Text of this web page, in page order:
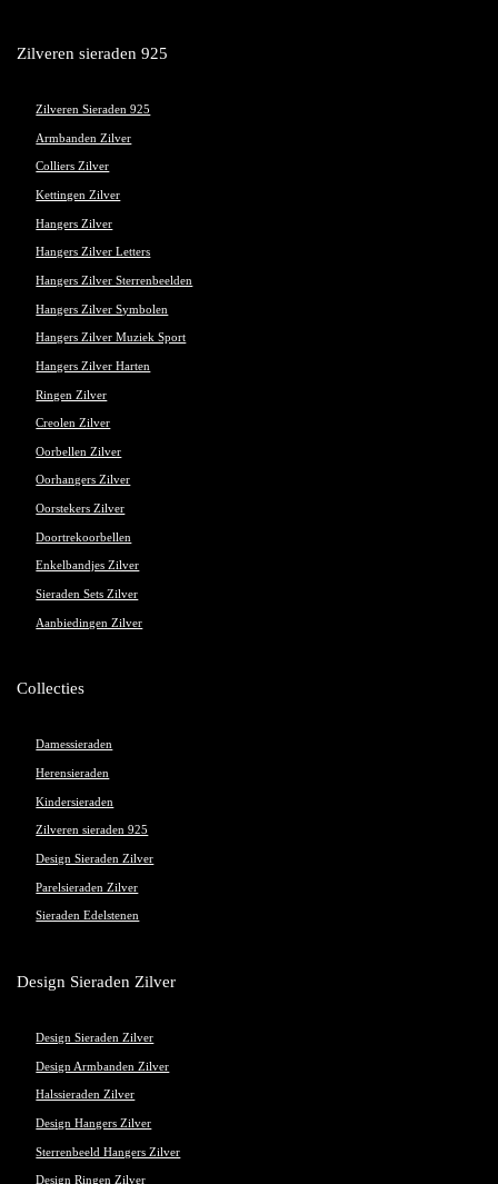
Zilveren sieraden 925
Zilveren Sieraden 925
Armbanden Zilver
Colliers Zilver
Kettingen Zilver
Hangers Zilver
Hangers Zilver Letters
Hangers Zilver Sterrenbeelden
Hangers Zilver Symbolen
Hangers Zilver Muziek Sport
Hangers Zilver Harten
Ringen Zilver
Creolen Zilver
Oorbellen Zilver
Oorhangers Zilver
Oorstekers Zilver
Doortrekoorbellen
Enkelbandjes Zilver
Sieraden Sets Zilver
Aanbiedingen Zilver
Collecties
Damessieraden
Herensieraden
Kindersieraden
Zilveren sieraden 925
Design Sieraden Zilver
Parelsieraden Zilver
Sieraden Edelstenen
Design Sieraden Zilver
Design Sieraden Zilver
Design Armbanden Zilver
Halssieraden Zilver
Design Hangers Zilver
Sterrenbeeld Hangers Zilver
Design Ringen Zilver